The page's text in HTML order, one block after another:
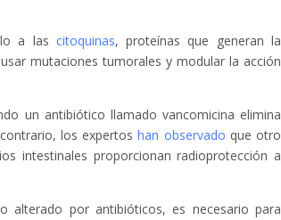
a las citoquinas, proteínas que generan la
mutaciones tumorales y modular la acción
un antibiótico llamado vancomicina elimina
los expertoshan observado que otro
intestinales proporcionan radioprotección a
alterado por antibióticos, es necesario para